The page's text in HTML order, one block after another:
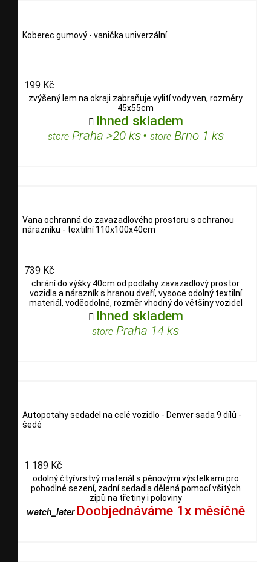
Koberec gumový - vanička univerzální
199 Kč
zvýšený lem na okraji zabraňuje vylití vody ven, rozměry
45x55cm
 Ihned skladem
storePraha >20 ks• storeBrno 1 ks
Vana ochranná do zavazadlového prostoru s ochranou
nárazníku - textilní 110x100x40cm
739 Kč
chrání do výšky 40cm od podlahy zavazadlový prostor
vozidla a nárazník s hranou dveří, vysoce odolný textilní
materiál, voděodolné, rozměr vhodný do většiny vozidel
 Ihned skladem
store Praha 14 ks
Autopotahy sedadel na celé vozidlo - Denver sada 9 dílů -
šedé
1 189 Kč
odolný čtyřvrstvý materiál s pěnovými výstelkami pro
pohodlné sezení, zadní sedadla dělená pomocí všitých
zipů na třetiny i poloviny
watch_later Doobjednáváme 1x měsíčně